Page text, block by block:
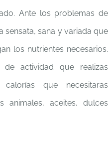
Ante los problemas de
sensata, sana y variada que
los nutrientes necesarios.
actividad que realizas
que necesitaras
animales, aceites, dulces